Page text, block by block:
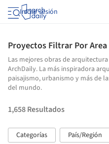
Iniciar sesión
Proyectos Filtrar Por Area
Las mejores obras de
ArchDaily. La más inspiradora
paisajismo, urbanismo y más de
del mundo.
1,658Resultados
Categorías País/Región